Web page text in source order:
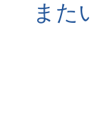
また